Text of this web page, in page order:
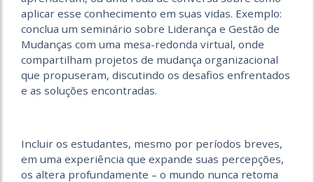
aplicar esse conhecimento em suas vidas. Exemplo:
conclua um seminário sobre Liderança e Gestão de
Mudanças com uma mesa-redonda virtual, onde
compartilham projetos de mudança organizacional
que propuseram, discutindo os desafios enfrentados
e as soluções encontradas.
Incluir os estudantes, mesmo por períodos breves,
em uma experiência que expande suas percepções,
os altera profundamente – o mundo nunca retoma